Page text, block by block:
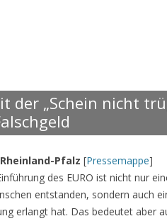
der „Schein nicht
Pfalz [Pressemappe]
des EURO ist nicht nur
entstanden, sondern auch
erlangt hat. Das bedeutet aber